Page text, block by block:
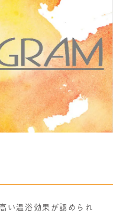
い温浴効果が認められ